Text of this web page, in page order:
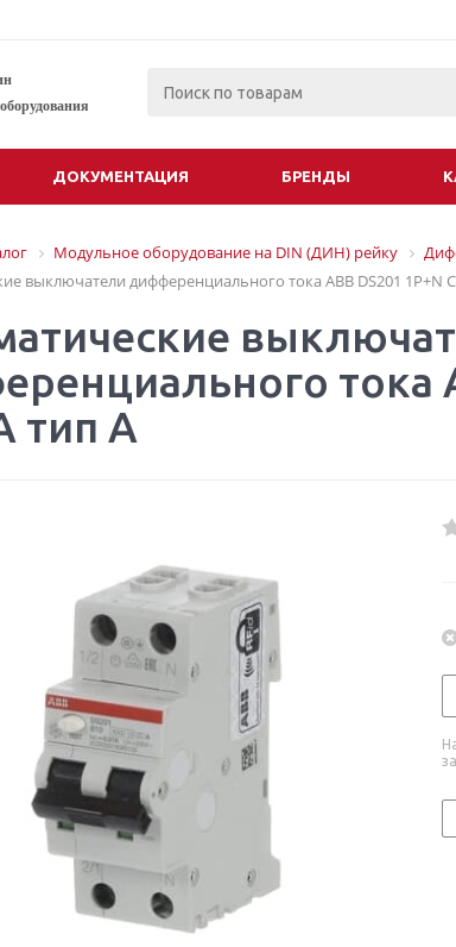
ДОКУМЕНТАЦИЯ БРЕНДЫ
Модульное оборудование на DIN (ДИН) рейку
выключатели дифференциального тока ABB DS201 1P+N
тока
тип A